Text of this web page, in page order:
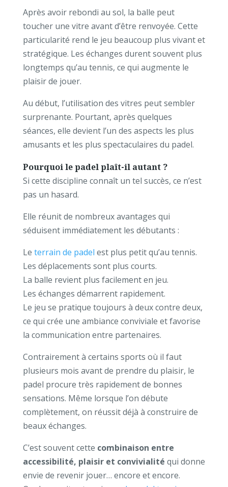
Après avoir rebondi au sol, la balle peut
toucher une vitre avant d’être renvoyée. Cette
particularité rend le jeu beaucoup plus vivant et
stratégique. Les échanges durent souvent plus
longtemps qu’au tennis, ce qui augmente le
plaisir de jouer.
Au début, l’utilisation des vitres peut sembler
surprenante. Pourtant, après quelques
séances, elle devient l’un des aspects les plus
amusants et les plus spectaculaires du padel.
Pourquoi le padel plaît-il autant ?
Si cette discipline connaît un tel succès, ce n’est
pas un hasard.
Elle réunit de nombreux avantages qui
séduisent immédiatement les débutants :
Le terrain de padel est plus petit qu’au tennis.
Les déplacements sont plus courts.
La balle revient plus facilement en jeu.
Les échanges démarrent rapidement.
Le jeu se pratique toujours à deux contre deux,
ce qui crée une ambiance conviviale et favorise
la communication entre partenaires.
Contrairement à certains sports où il faut
plusieurs mois avant de prendre du plaisir, le
padel procure très rapidement de bonnes
sensations. Même lorsque l’on débute
complètement, on réussit déjà à construire de
beaux échanges.
C’est souvent cette combinaison entre
accessibilité, plaisir et convivialité qui donne
envie de revenir jouer… encore et encore.